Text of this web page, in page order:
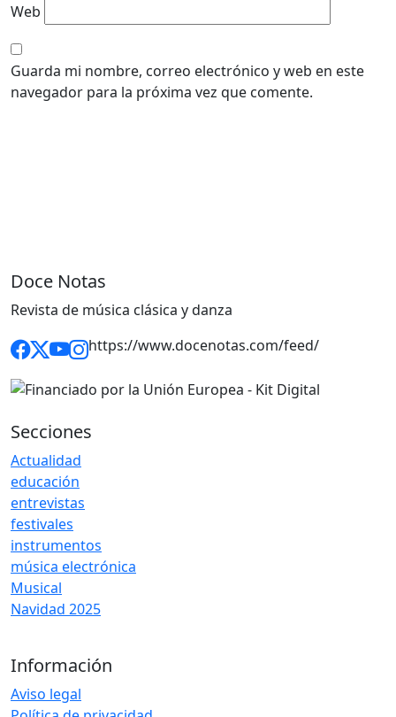
Web
Guarda mi nombre, correo electrónico y web en este
navegador para la próxima vez que comente.
Doce Notas
Revista de música clásica y danza
https://www.docenotas.com/feed/
Secciones
Actualidad
educación
entrevistas
festivales
instrumentos
música electrónica
Musical
Navidad 2025
Información
Aviso legal